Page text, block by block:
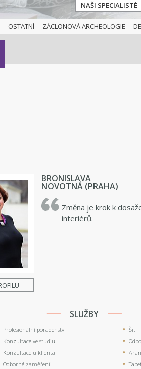
NAŠI SPECIALISTÉ
OSTATNÍ ZÁCLONOVÁ ARCHEOLOGIE
BRONISLAVA
NOVOTNÁ (PRAHA)
Změna je krok k
interiérů.
SLUŽBY
Profesionální poradenství
Konzultace ve studiu
Konzultace u klienta
Odborné zaměření
Šití